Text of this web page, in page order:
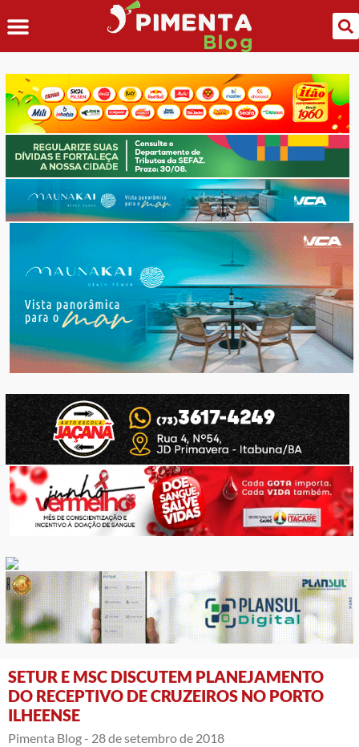
SETUR E MSC DISCUTEM PLANEJAMENTO
DO RECEPTIVO DE CRUZEIROS NO PORTO
ILHEENSE
Pimenta Blog - 28 de setembro de 2018